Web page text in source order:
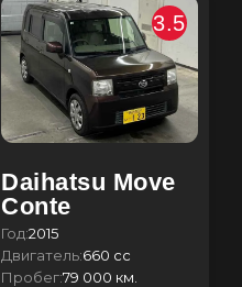
Daihatsu Move
Conte
3.5
Год:2015
Двигатель:660 сс
Пробег:79 000 км.